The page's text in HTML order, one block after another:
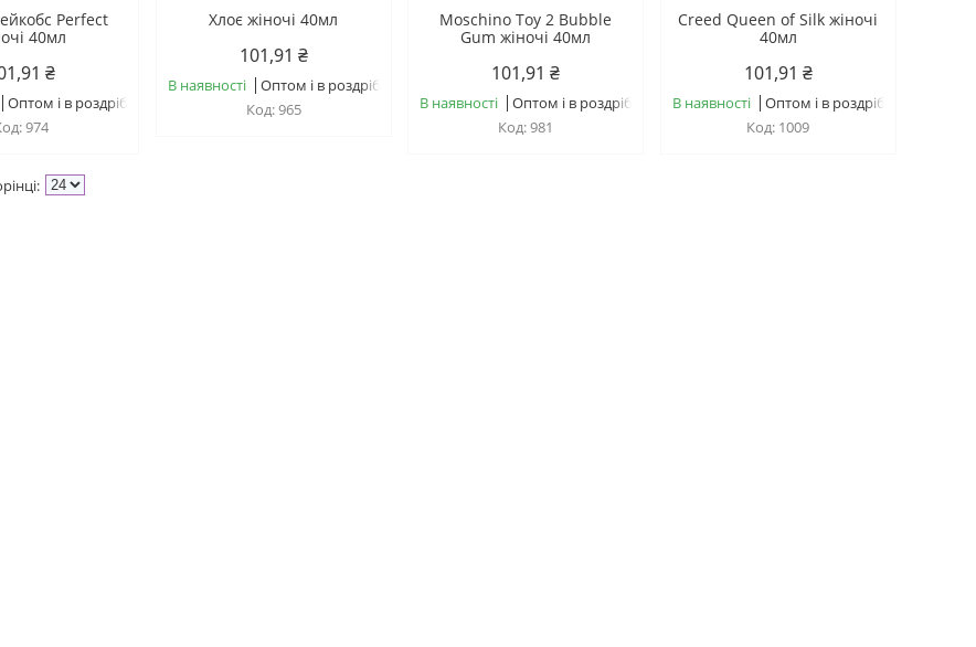
Perfect
40мл
₴
Оптом і в роздріб
974
Хлоє жіночі 40мл
101,91 ₴
В наявності
Оптом і в роздріб
965
Moschino Toy 2 Bubble
Gum жіночі 40мл
101,91 ₴
В наявності
Оптом і в роздріб
981
Creed Queen of Silk жіночі
40мл
101,91 ₴
В наявності
Оптом і в роздріб
1009